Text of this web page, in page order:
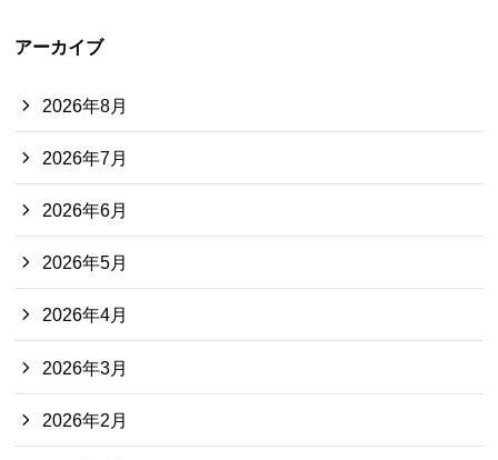
アーカイブ
2026年8月
2026年7月
2026年6月
2026年5月
2026年4月
2026年3月
2026年2月